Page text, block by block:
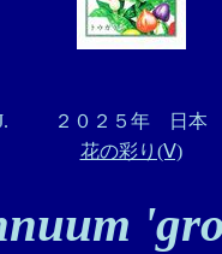
２０２５年 日本
花の彩り(Ⅴ)